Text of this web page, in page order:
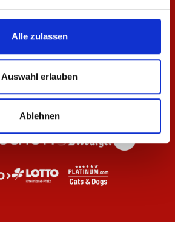
Alle zulassen
Auswahl erlauben
Ablehnen